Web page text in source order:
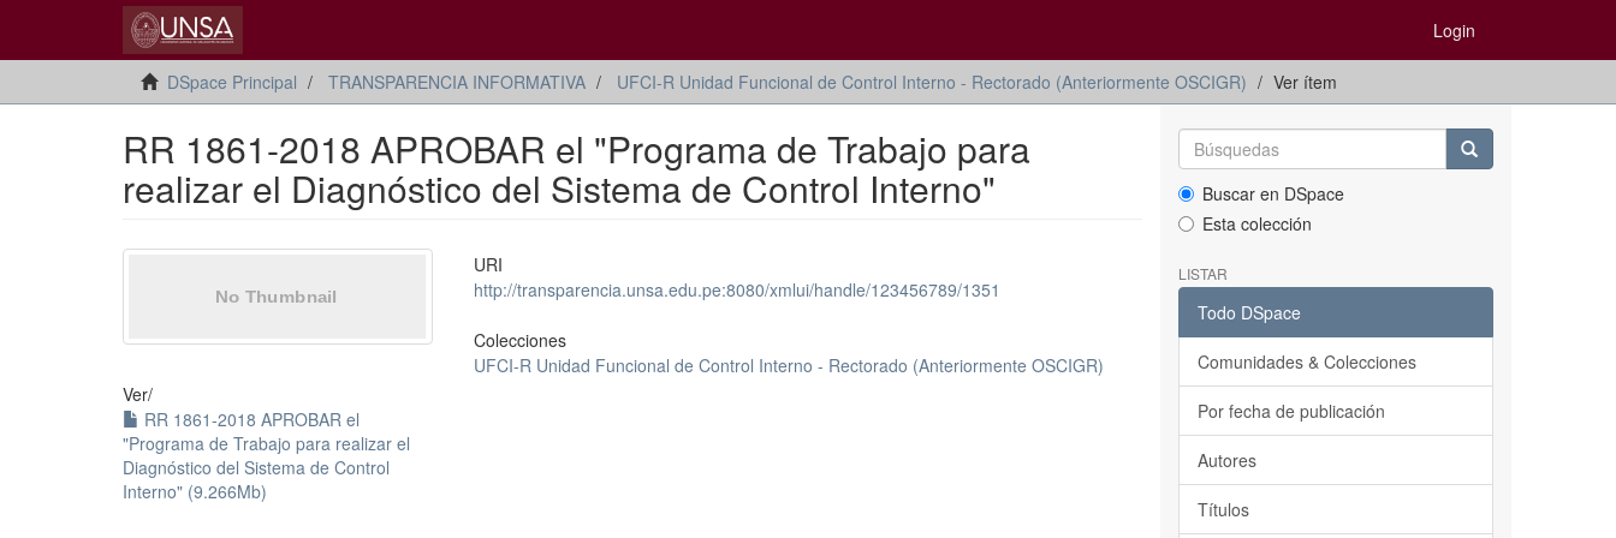
Login
DSpace Principal TRANSPARENCIA INFORMATIVA UFCI-R Unidad Funcional de Control Interno - Rectorado (Anteriormente OSCIGR) Ver ítem
RR 1861-2018 APROBAR el "Programa de Trabajo para
realizar el Diagnóstico del Sistema de Control Interno"
Ver/
RR 1861-2018 APROBAR el
"Programa de Trabajo para realizar el
Diagnóstico del Sistema de Control
Interno" (9.266Mb)
URI
http://transparencia.unsa.edu.pe:8080/xmlui/handle/123456789/1351
Colecciones
UFCI-R Unidad Funcional de Control Interno - Rectorado (Anteriormente OSCIGR)
Buscar en DSpace
Esta colección
LISTAR
Todo DSpace
Comunidades & Colecciones
Por fecha de publicación
Autores
Títulos